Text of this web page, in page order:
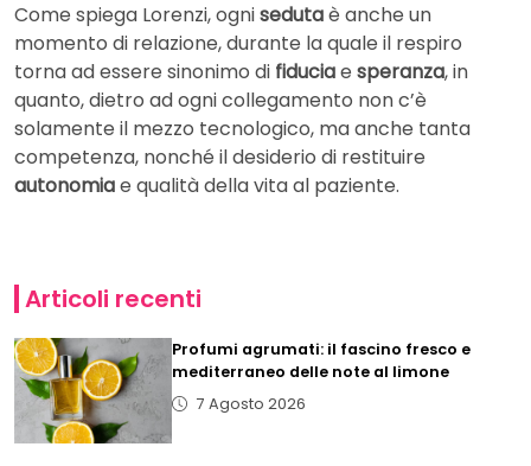
Come spiega Lorenzi, ognisedutaè anche un
momento di relazione, durante la quale il respiro
torna ad essere sinonimo di fiduciae speranza, in
quanto, dietro ad ogni collegamento non c’è
solamente il mezzo tecnologico, ma anche tanta
competenza, nonché il desiderio di restituire
autonomiae qualità della vita al paziente.
Articoli recenti
Profumi agrumati: il fascino fresco e
mediterraneo delle note al limone
7 Agosto 2026